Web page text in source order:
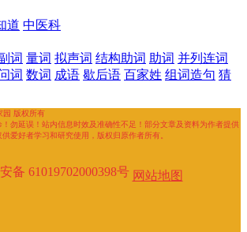
道 中医科
词 量词 拟声词 结构助词 助词 并列连词
词 数词 成语 歇后语 百家姓 组词造句 猜
园 版权所有
勿延误！站内信息时效及准确性不足！部分文章及资料为作者提供
爱好者学习和研究使用，版权归原作者所有。
备 61019702000398号 网站地图